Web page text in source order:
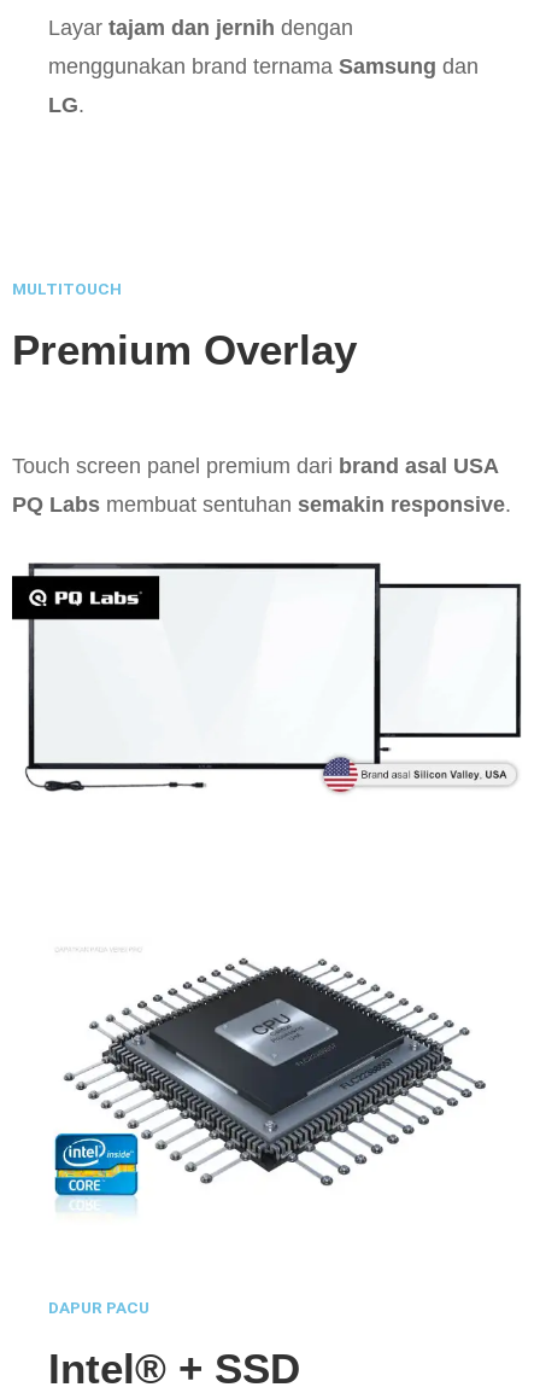
Layar tajam dan jernih dengan
menggunakan brand ternama Samsung dan
LG.
MULTITOUCH
Premium Overlay
Touch screen panel premium dari brand asal USA
PQ Labs membuat sentuhan semakin responsive.
DAPUR PACU
Intel® + SSD